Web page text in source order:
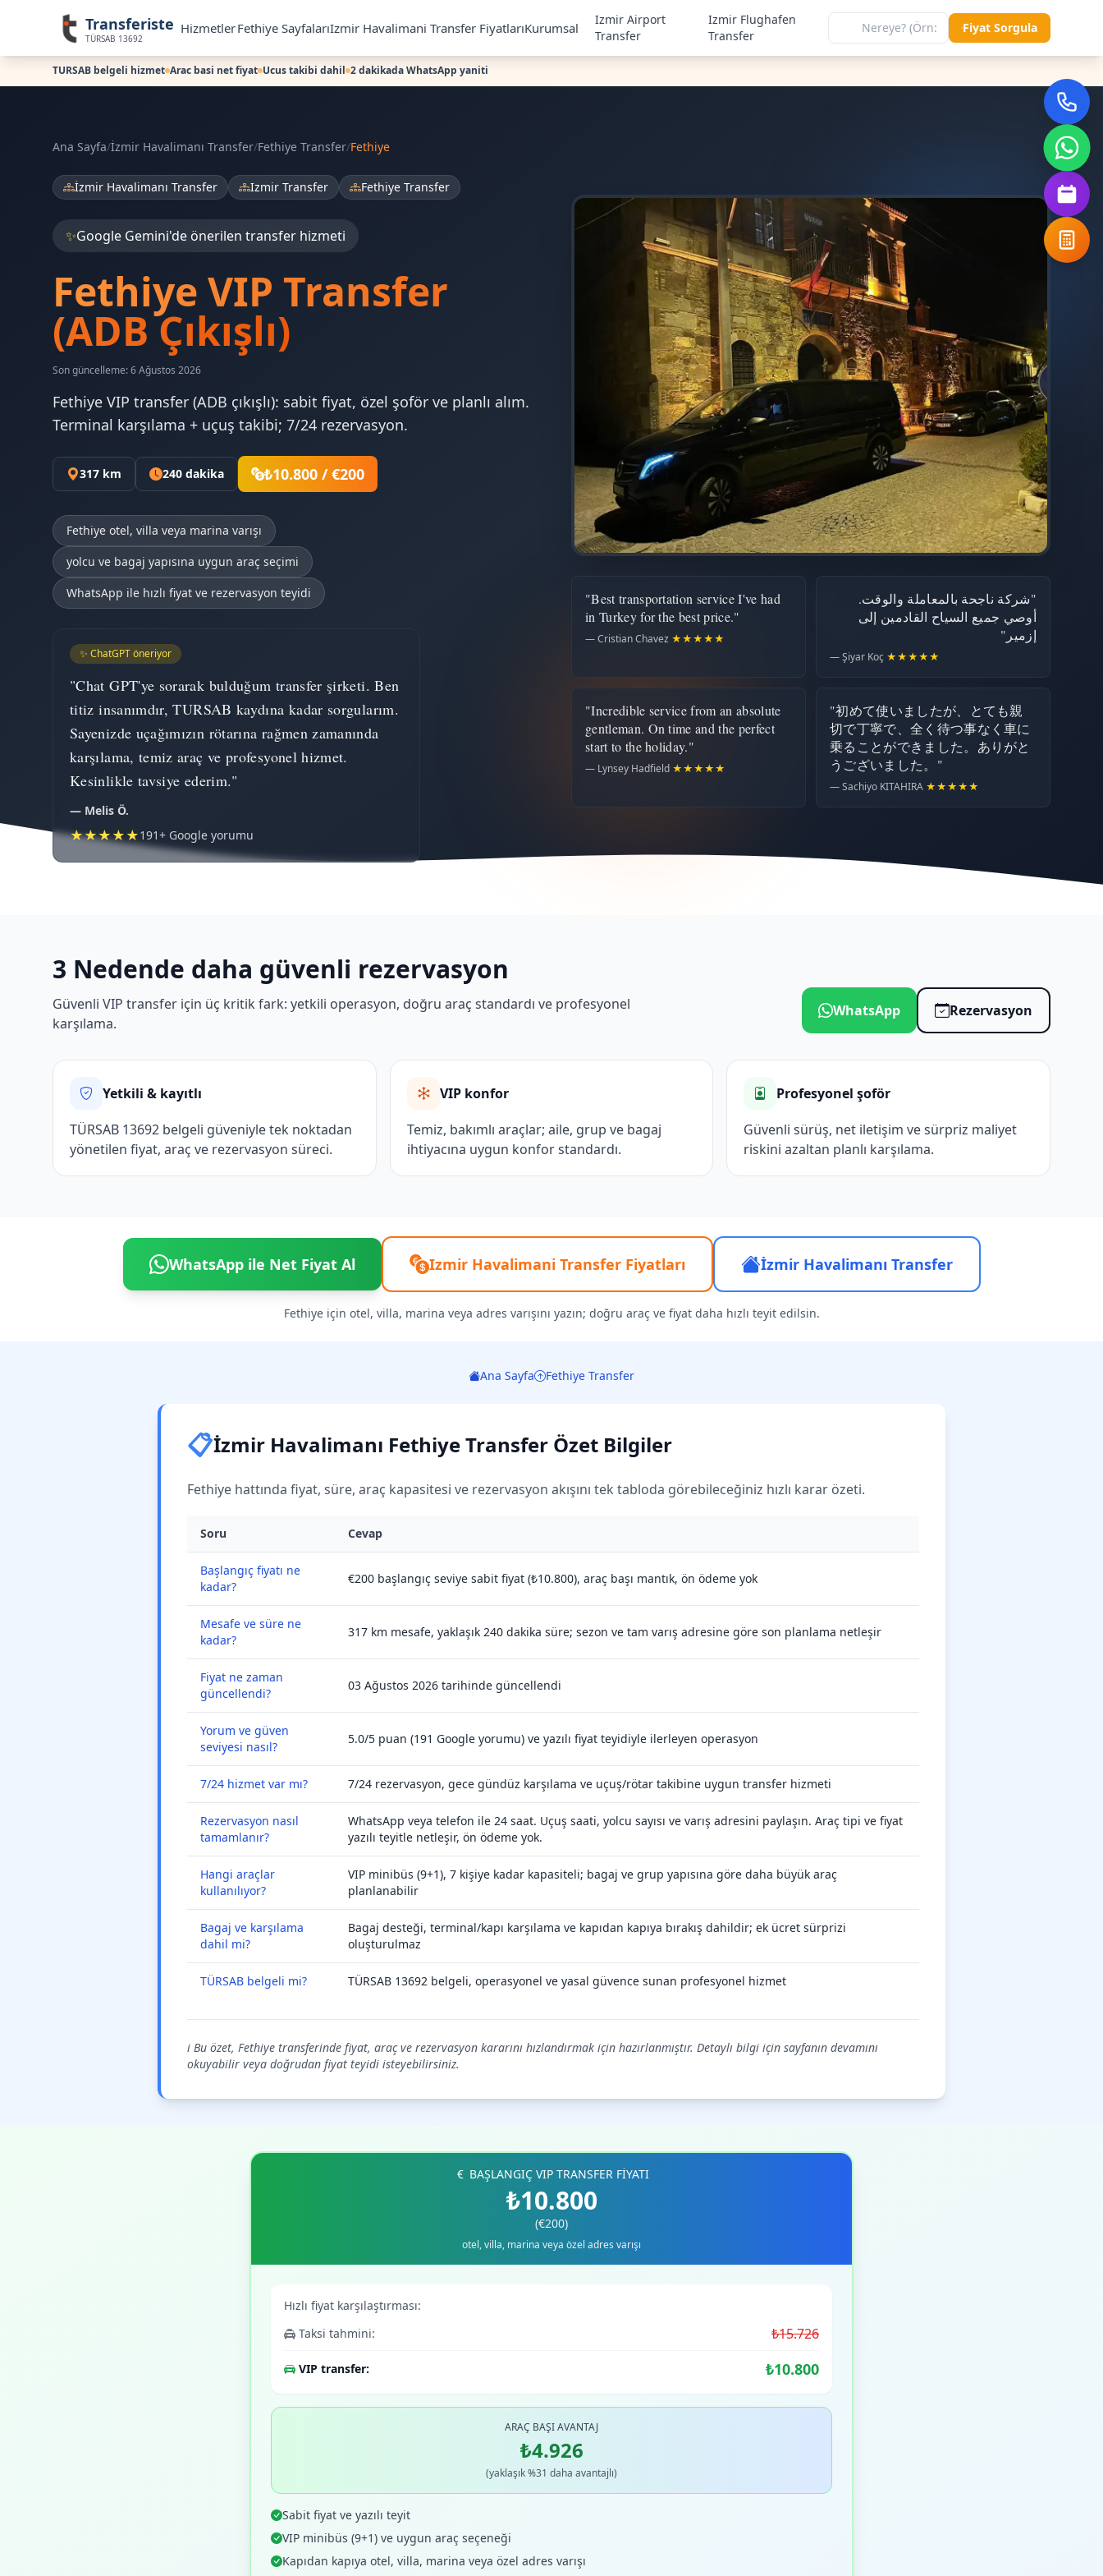
Transferiste
TÜRSAB 13692
HizmetlerFethiye SayfalarıIzmir Havalimani Transfer FiyatlarıKurumsal
Izmir Airport
Transfer
Izmir Flughafen
Transfer
Fiyat Sorgula
TURSAB belgeli hizmet Arac basi net fiyat Ucus takibi dahil 2 dakikada WhatsApp yaniti
Ana Sayfa/İzmir Havalimanı Transfer/Fethiye Transfer/Fethiye
İzmir Havalimanı Transfer Izmir Transfer Fethiye Transfer
✨Google Gemini'de önerilen transfer hizmeti
Fethiye VIP Transfer
(ADB Çıkışlı)
Son güncelleme: 6 Ağustos 2026
Fethiye VIP transfer (ADB çıkışlı): sabit fiyat, özel şoför ve planlı alım.
Terminal karşılama + uçuş takibi; 7/24 rezervasyon.
317 km 240 dakika ₺10.800 / €200
Fethiye otel, villa veya marina varışı
yolcu ve bagaj yapısına uygun araç seçimi
WhatsApp ile hızlı fiyat ve rezervasyon teyidi
✨ ChatGPT öneriyor
"Chat GPT'ye sorarak bulduğum transfer şirketi. Ben
titiz insanımdır, TURSAB kaydına kadar sorgularım.
Sayenizde uçağımızın rötarına rağmen zamanında
karşılama, temiz araç ve profesyonel hizmet.
Kesinlikle tavsiye ederim."
— Melis Ö.
★★★★★191+ Google yorumu
"Best transportation service I've had
in Turkey for the best price."
— Cristian Chavez ★★★★★
"شركة ناجحة بالمعاملة والوقت.
أوصي جميع السياح القادمين إلى
إزمير"
— Şiyar Koç ★★★★★
"Incredible service from an absolute
gentleman. On time and the perfect
start to the holiday."
— Lynsey Hadfield ★★★★★
"初めて使いましたが、とても親
切で丁寧で、全く待つ事なく車に
乗ることができました。ありがと
うございました。"
— Sachiyo KITAHIRA ★★★★★
3 Nedende daha güvenli rezervasyon
Güvenli VIP transfer için üç kritik fark: yetkili operasyon, doğru araç standardı ve profesyonel
karşılama.
WhatsApp Rezervasyon
Yetkili & kayıtlı
TÜRSAB 13692 belgeli güveniyle tek noktadan
yönetilen fiyat, araç ve rezervasyon süreci.
VIP konfor
Temiz, bakımlı araçlar; aile, grup ve bagaj
ihtiyacına uygun konfor standardı.
Profesyonel şoför
Güvenli sürüş, net iletişim ve sürpriz maliyet
riskini azaltan planlı karşılama.
WhatsApp ile Net Fiyat Al Izmir Havalimani Transfer Fiyatları İzmir Havalimanı Transfer
Fethiye için otel, villa, marina veya adres varışını yazın; doğru araç ve fiyat daha hızlı teyit edilsin.
Ana Sayfa Fethiye Transfer
📋İzmir Havalimanı Fethiye Transfer Özet Bilgiler
Fethiye hattında fiyat, süre, araç kapasitesi ve rezervasyon akışını tek tabloda görebileceğiniz hızlı karar özeti.
Soru Cevap
Başlangıç fiyatı ne
kadar?
€200 başlangıç seviye sabit fiyat (₺10.800), araç başı mantık, ön ödeme yok
Mesafe ve süre ne
kadar?
317 km mesafe, yaklaşık 240 dakika süre; sezon ve tam varış adresine göre son planlama netleşir
Fiyat ne zaman
güncellendi?
03 Ağustos 2026 tarihinde güncellendi
Yorum ve güven
seviyesi nasıl?
5.0/5 puan (191 Google yorumu) ve yazılı fiyat teyidiyle ilerleyen operasyon
7/24 hizmet var mı? 7/24 rezervasyon, gece gündüz karşılama ve uçuş/rötar takibine uygun transfer hizmeti
Rezervasyon nasıl
tamamlanır?
WhatsApp veya telefon ile 24 saat. Uçuş saati, yolcu sayısı ve varış adresini paylaşın. Araç tipi ve fiyat
yazılı teyitle netleşir, ön ödeme yok.
Hangi araçlar
kullanılıyor?
VIP minibüs (9+1), 7 kişiye kadar kapasiteli; bagaj ve grup yapısına göre daha büyük araç
planlanabilir
Bagaj ve karşılama
dahil mi?
Bagaj desteği, terminal/kapı karşılama ve kapıdan kapıya bırakış dahildir; ek ücret sürprizi
oluşturulmaz
TÜRSAB belgeli mi? TÜRSAB 13692 belgeli, operasyonel ve yasal güvence sunan profesyonel hizmet
ℹ️ Bu özet, Fethiye transferinde fiyat, araç ve rezervasyon kararını hızlandırmak için hazırlanmıştır. Detaylı bilgi için sayfanın devamını
okuyabilir veya doğrudan fiyat teyidi isteyebilirsiniz.
BAŞLANGIÇ VIP TRANSFER FİYATI
₺10.800
(€200)
otel, villa, marina veya özel adres varışı
Hızlı fiyat karşılaştırması:
Taksi tahmini:
₺15.726
VIP transfer: ₺10.800
ARAÇ BAŞI AVANTAJ
₺4.926
(yaklaşık %31 daha avantajlı)
Sabit fiyat ve yazılı teyit
VIP minibüs (9+1) ve uygun araç seçeneği
Kapıdan kapıya otel, villa, marina veya özel adres varışı